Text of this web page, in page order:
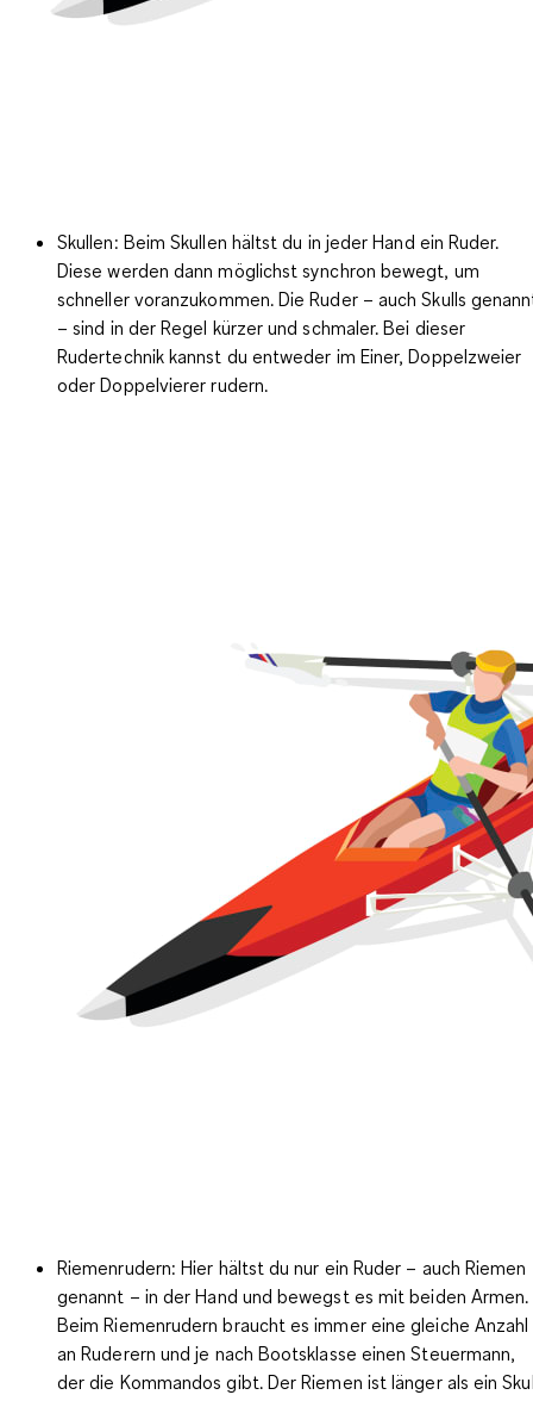
Skullen: Beim Skullen hältst du in jeder Hand ein Ruder.
Diese werden dann möglichst synchron bewegt, um
schneller voranzukommen. Die Ruder – auch Skulls
– sind in der Regel kürzer und schmaler. Bei dieser
Rudertechnik kannst du entweder im Einer, Doppelzweier
oder Doppelvierer rudern.
Riemenrudern: Hier hältst du nur ein Ruder – auch Riemen
genannt – in der Hand und bewegst es mit beiden Armen.
Beim Riemenrudern braucht es immer eine gleiche Anzahl
an Ruderern und je nach Bootsklasse einen Steuermann,
der die Kommandos gibt. Der Riemen ist länger als ein